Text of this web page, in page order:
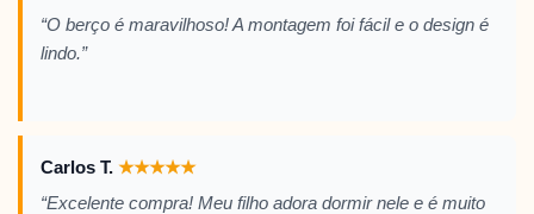
“O berço é maravilhoso! A montagem foi fácil e o design é
lindo.”
Carlos T. ★★★★★
“Excelente compra! Meu filho adora dormir nele e é muito